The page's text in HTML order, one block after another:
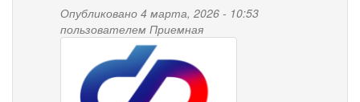
Опубликовано 4 марта, 2026 - 10:53
пользователем Приемная
pensionnyy_fond.png